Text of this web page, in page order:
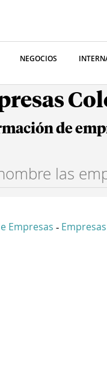
NEGOCIOS
de
Empresas - Empresas